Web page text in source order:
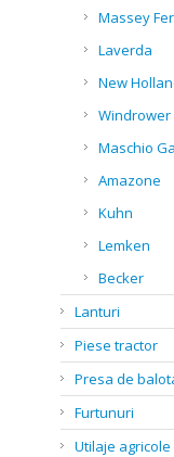
Massey
Laverda
New
Windrower
Maschio
Amazone
Kuhn
Lemken
Becker
Lanturi
Piese tractor
Presa de
Furtunuri
Utilaje agricole